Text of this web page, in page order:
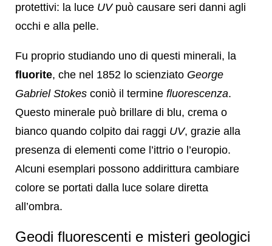
protettivi: la luce UV può causare seri danni agli
occhi e alla pelle.
Fu proprio studiando uno di questi minerali, la
fluorite, che nel 1852 lo scienziato George
Gabriel Stokes coniò il termine fluorescenza.
Questo minerale può brillare di blu, crema o
bianco quando colpito dai raggi UV, grazie alla
presenza di elementi come l’ittrio o l’europio.
Alcuni esemplari possono addirittura cambiare
colore se portati dalla luce solare diretta
all’ombra.
Geodi fluorescenti e misteri geologici